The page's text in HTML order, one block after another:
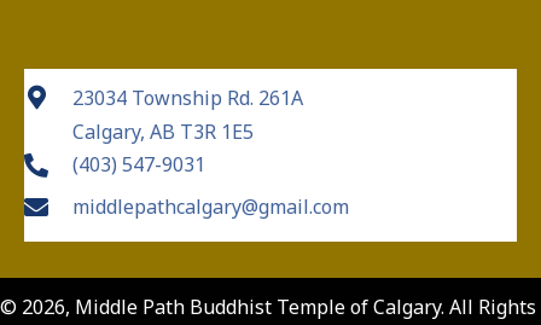
23034 Township Rd. 261A
Calgary, AB T3R 1E5
(403) 547-9031
middlepathcalgary@gmail.com
© 2026, Middle Path Buddhist Temple of Calgary. All Rights